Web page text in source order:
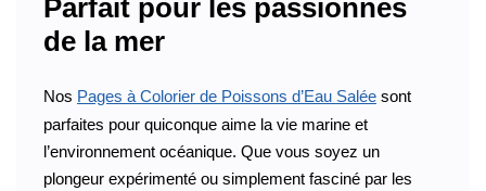
Parfait pour les passionnés
de la mer
Nos Pages à Colorier de Poissons d’Eau Salée sont
parfaites pour quiconque aime la vie marine et
l’environnement océanique. Que vous soyez un
plongeur expérimenté ou simplement fasciné par les